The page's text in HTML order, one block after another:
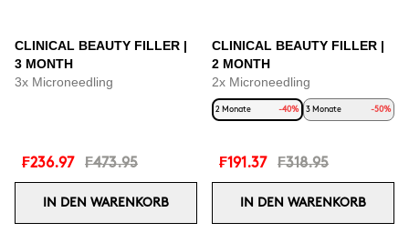
CLINICAL BEAUTY FILLER |
3 MONTH
3x Microneedling
₣236.97 ₣473.95
IN DEN WARENKORB
CLINICAL BEAUTY FILLER |
2 MONTH
2x Microneedling
2 Monate -40% 3 Monate -50%
₣191.37 ₣318.95
IN DEN WARENKORB